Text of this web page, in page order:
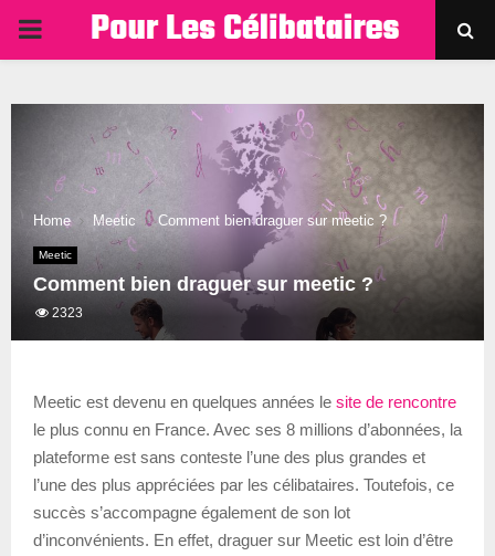
PRIMARY
Home Meetic Comment bien draguer sur meetic ?
Meetic
Comment bien draguer sur meetic ?
2323
Meetic est devenu en quelques années le site de rencontre
le plus connu en France. Avec ses 8 millions d’abonnées, la
plateforme est sans conteste l’une des plus grandes et
l’une des plus appréciées par les célibataires. Toutefois, ce
succès s’accompagne également de son lot
d’inconvénients. En effet, draguer sur Meetic est loin d’être